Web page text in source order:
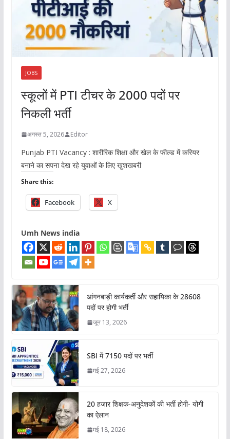
JOBS
स्कूलों में PTI टीचर के 2000 पदों पर
निकली भर्ती
अगस्त 5, 2026 Editor
Punjab PTI Vacancy : शारीरिक शिक्षा और खेल के फील्ड में करियर
बनाने का सपना देख रहे युवाओं के लिए खुशखबरी
Share this:
Facebook X
Umh News india
आंगनबाड़ी कार्यकर्ती और सहायिका के 28608
पदों पर होगी भर्ती
जून 13, 2026
SBI में 7150 पदों पर भर्ती
मई 27, 2026
20 हजार शिक्षक-अनुदेशकों की भर्ती होगी- योगी
का ऐलान
मई 18, 2026